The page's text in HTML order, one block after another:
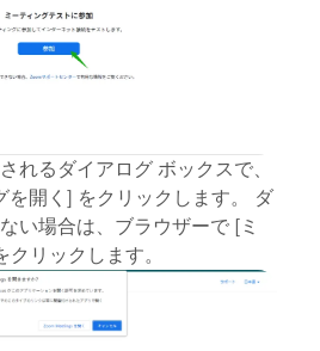
れるダイアログ ボックスで、
開く] をクリックします。 ダ
い場合は、ブラウザーで [ミ
リックします。